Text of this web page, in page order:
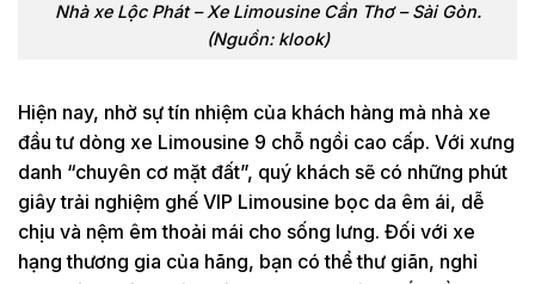
Nhà xe Lộc Phát – Xe Limousine Cần Thơ – Sài Gòn.
(Nguồn: klook)
Hiện nay, nhờ sự tín nhiệm của khách hàng mà nhà xe
đầu tư dòng xe Limousine 9 chỗ ngồi cao cấp. Với xưng
danh “chuyên cơ mặt đất”, quý khách sẽ có những phút
giây trải nghiệm ghế VIP Limousine bọc da êm ái, dễ
chịu và nệm êm thoải mái cho sống lưng. Đối với xe
hạng thương gia của hãng, bạn có thể thư giãn, nghỉ